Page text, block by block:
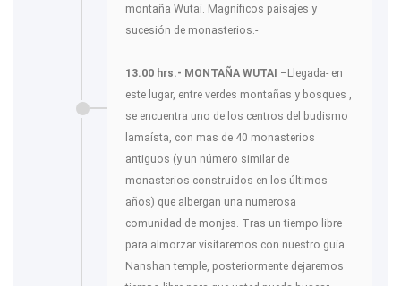
montaña Wutai. Magníficos paisajes y
sucesión de monasterios.-
13.00 hrs.- MONTAÑA WUTAI –Llegada- en
este lugar, entre verdes montañas y bosques ,
se encuentra uno de los centros del budismo
lamaísta, con mas de 40 monasterios
antiguos (y un número similar de
monasterios construidos en los últimos
años) que albergan una numerosa
comunidad de monjes. Tras un tiempo libre
para almorzar visitaremos con nuestro guía
Nanshan temple, posteriormente dejaremos